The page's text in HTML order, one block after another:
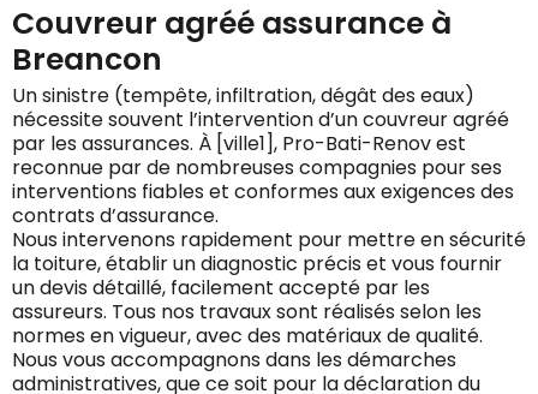
Couvreur agréé assurance à
Breancon
Un sinistre (tempête, infiltration, dégât des eaux)
nécessite souvent l’intervention d’un couvreur agréé
par les assurances. À [ville1], Pro-Bati-Renov est
reconnue par de nombreuses compagnies pour ses
interventions fiables et conformes aux exigences des
contrats d’assurance.
Nous intervenons rapidement pour mettre en sécurité
la toiture, établir un diagnostic précis et vous fournir
un devis détaillé, facilement accepté par les
assureurs. Tous nos travaux sont réalisés selon les
normes en vigueur, avec des matériaux de qualité.
Nous vous accompagnons dans les démarches
administratives, que ce soit pour la déclaration du